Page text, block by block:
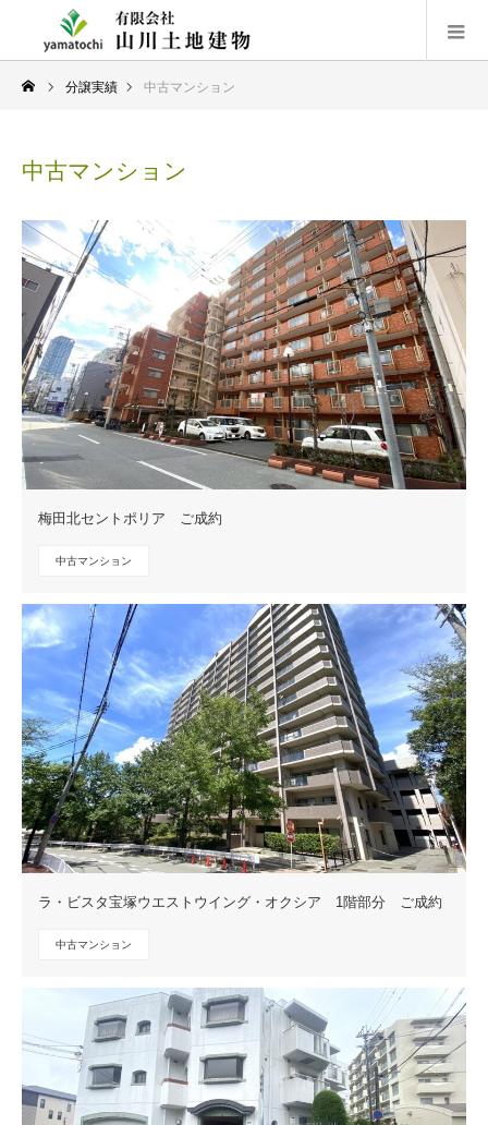
分譲実績 中古マンション
中古マンション
梅田北セントポリア ご成約
中古マンション
ラ・ビスタ宝塚ウエストウイング・オクシア 1階部分 ご成約
中古マンション